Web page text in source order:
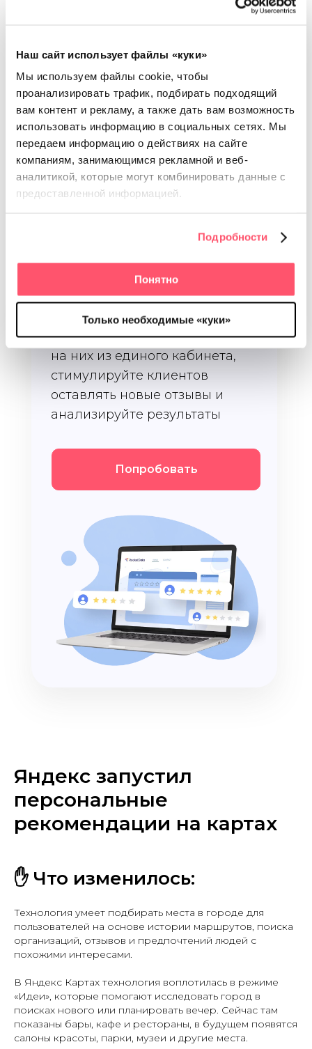
Наш сайт использует файлы «куки»
Мы используем файлы cookie, чтобы
проанализировать трафик, подбирать подходящий
вам контент и рекламу, а также дать вам возможность
использовать информацию в социальных сетях. Мы
передаем информацию о действиях на сайте
компаниям, занимающимся рекламной и веб-
аналитикой, которые могут комбинировать данные с
предоставленной информацией.
Подробности
Понятно
Только необходимые «куки»
Чем полезно для бизнеса:
Продолжать активно работать с отзывами. Вот список
Ключевые ошибки в работе с отзывами
Большой гайд по ответам на отзывы
Как поручить работу с отзывами нейросети
Напомним, что с помощью инструментов платформы
Попробовать
Сервис сбора отзывов
Собирайте отзывы и отвечайте
на них из единого кабинета,
стимулируйте клиентов
оставлять новые отзывы и
анализируйте результаты
Яндекс запустил
персональные
рекомендации на картах
✋ Что изменилось:
Технология умеет подбирать места в городе для
пользователей на основе истории маршрутов, поиска
организаций, отзывов и предпочтений людей с
похожими интересами.
В Яндекс Картах технология воплотилась в режиме
«Идеи», которые помогают исследовать город в
поисках нового или планировать вечер. Сейчас там
показаны бары, кафе и рестораны, в будущем появятся
салоны красоты, парки, музеи и другие места.